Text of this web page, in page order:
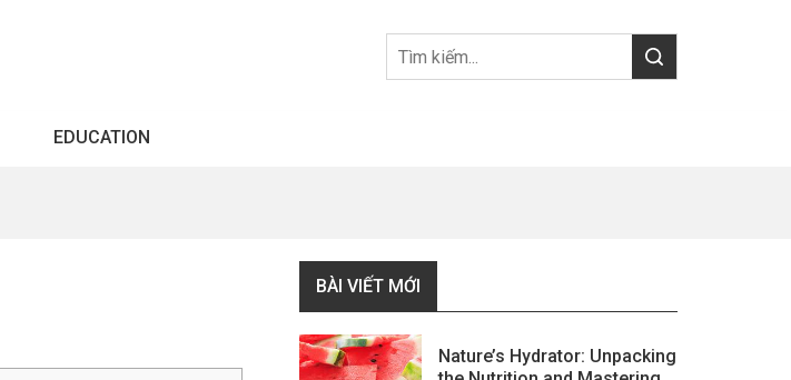
EDUCATION
BÀI VIẾT MỚI
Nature’s Hydrator: Unpacking